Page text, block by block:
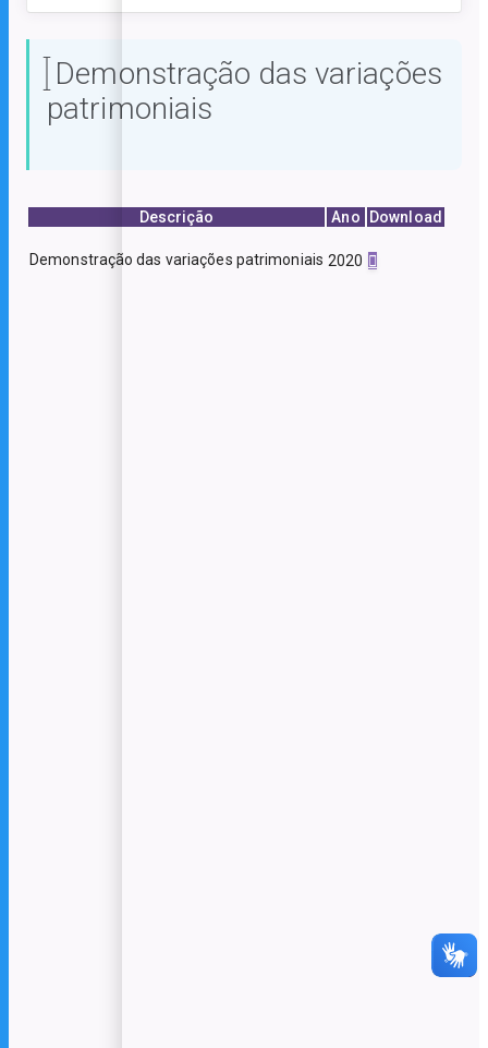
Demonstração das variações
patrimoniais
Descrição Ano Download
Demonstração das variações patrimoniais 2020